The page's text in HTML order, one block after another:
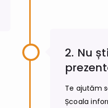
2. Nu
Te ajutăm
Școala